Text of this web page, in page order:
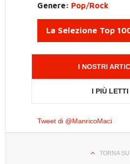
Genere: Pop/Rock
La Selezione Top
I NOSTRI
I PIÙ LETTI
Tweet di @ManricoMaci
TORNA SU